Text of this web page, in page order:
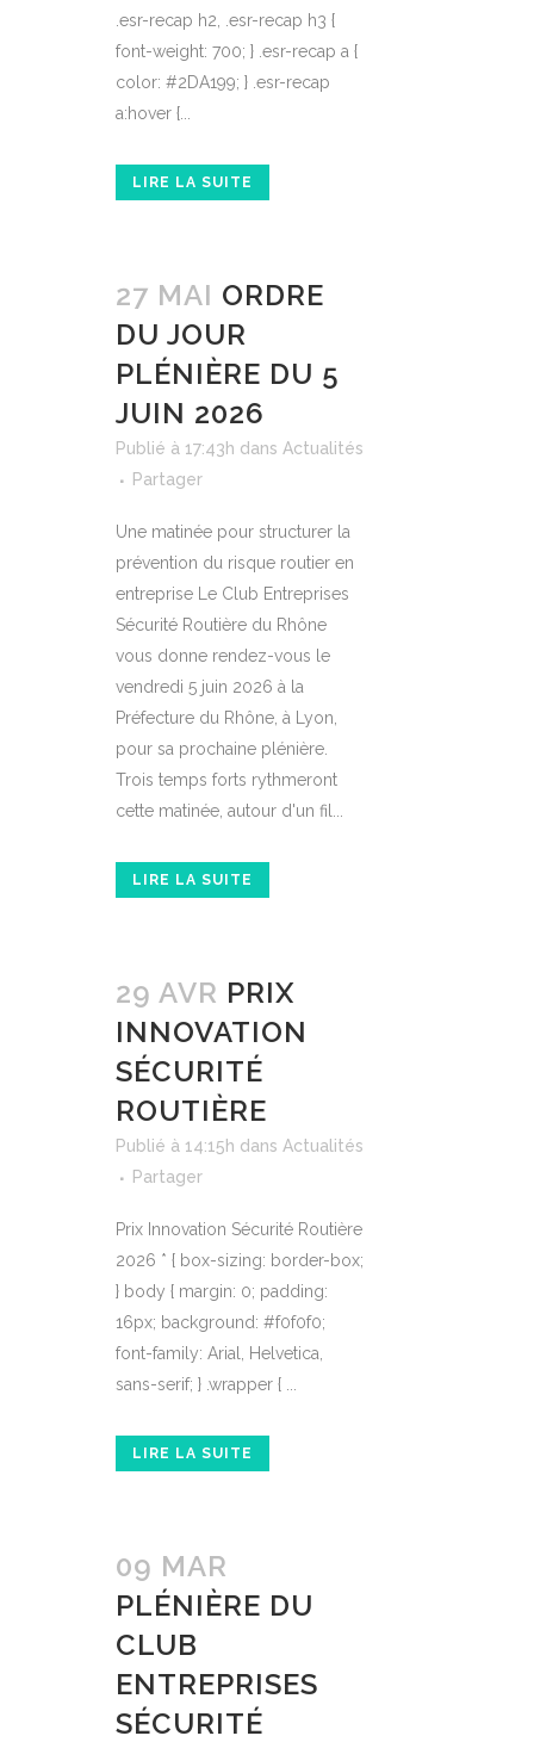
.esr-recap h2, .esr-recap h3 {
font-weight: 700; } .esr-recap a {
color: #2DA199; } .esr-recap
a:hover {...
LIRE LA SUITE
27 MAI ORDRE
DU JOUR
PLÉNIÈRE DU 5
JUIN 2026
Publié à 17:43h dans Actualités
Partager
Une matinée pour structurer la
prévention du risque routier en
entreprise Le Club Entreprises
Sécurité Routière du Rhône
vous donne rendez-vous le
vendredi 5 juin 2026 à la
Préfecture du Rhône, à Lyon,
pour sa prochaine plénière.
Trois temps forts rythmeront
cette matinée, autour d'un fil...
LIRE LA SUITE
29 AVR PRIX
INNOVATION
SÉCURITÉ
ROUTIÈRE
Publié à 14:15h dans Actualités
Partager
Prix Innovation Sécurité Routière
2026 * { box-sizing: border-box;
} body { margin: 0; padding:
16px; background: #f0f0f0;
font-family: Arial, Helvetica,
sans-serif; } .wrapper { ...
LIRE LA SUITE
09 MAR
PLÉNIÈRE DU
CLUB
ENTREPRISES
SÉCURITÉ